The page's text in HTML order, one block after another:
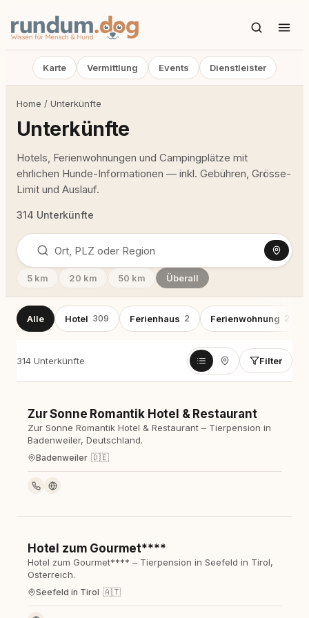
Karte Vermittlung Events Dienstleister
Home / Unterkünfte
Unterkünfte
Hotels, Ferienwohnungen und Campingplätze mit
ehrlichen Hunde-Informationen — inkl. Gebühren, Grösse-
Limit und Auslauf.
314 Unterkünfte
5 km 20 km 50 km Überall
Alle Hotel 309 Ferienhaus 2 Ferienwohnung 2
314 Unterkünfte Filter
Zur Sonne Romantik Hotel & Restaurant
Zur Sonne Romantik Hotel & Restaurant – Tierpension in
Badenweiler, Deutschland.
Badenweiler 🇩🇪
Hotel zum Gourmet****
Hotel zum Gourmet**** – Tierpension in Seefeld in Tirol,
Österreich.
Seefeld in Tirol 🇦🇹